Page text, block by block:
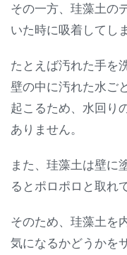
その一方、珪藻土の
いた時に吸着してし
たとえば汚れた手を
壁の中に汚れた水ご
起こるため、水回り
ありません。
また、珪藻土は壁に
るとポロポロと取れ
そのため、珪藻土を
気になるかどうかを